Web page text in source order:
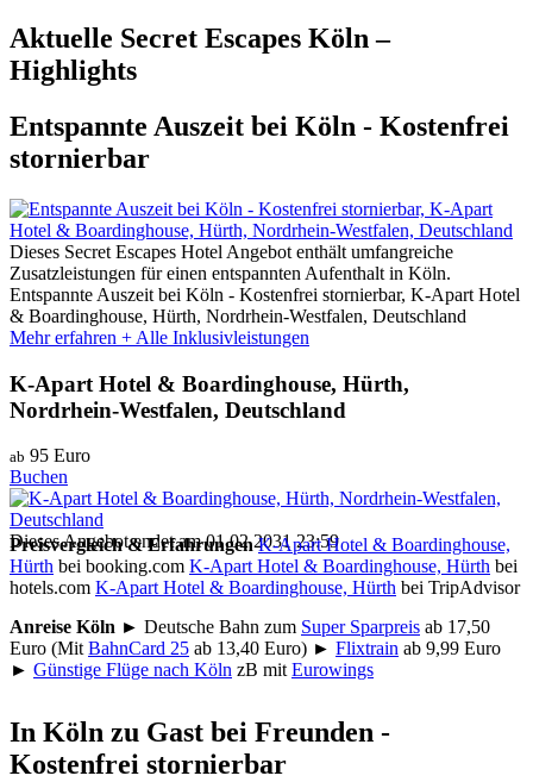
Aktuelle Secret Escapes Köln –
Highlights
Entspannte Auszeit bei Köln - Kostenfrei
stornierbar
Dieses Secret Escapes Hotel Angebot enthält umfangreiche
Zusatzleistungen für einen entspannten Aufenthalt in Köln.
Entspannte Auszeit bei Köln - Kostenfrei stornierbar, K-Apart Hotel
& Boardinghouse, Hürth, Nordrhein-Westfalen, Deutschland
Mehr erfahren + Alle Inklusivleistungen
K-Apart Hotel & Boardinghouse, Hürth,
Nordrhein-Westfalen, Deutschland
ab 95 Euro
Buchen
Dieses Angebot endet am 01.02.2031 23:59
Preisvergleich & Erfahrungen K-Apart Hotel & Boardinghouse,
Hürth bei booking.com K-Apart Hotel & Boardinghouse, Hürth bei
hotels.com K-Apart Hotel & Boardinghouse, Hürth bei TripAdvisor
Anreise Köln ► Deutsche Bahn zum Super Sparpreis ab 17,50
Euro (Mit BahnCard 25 ab 13,40 Euro) ► Flixtrain ab 9,99 Euro
► Günstige Flüge nach Köln zB mit Eurowings
In Köln zu Gast bei Freunden -
Kostenfrei stornierbar